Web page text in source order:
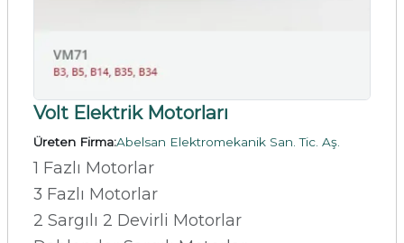
Volt Elektrik Motorları
Üreten Firma:Abelsan Elektromekanik San. Tic. Aş.
1 Fazlı Motorlar
3 Fazlı Motorlar
2 Sargılı 2 Devirli Motorlar